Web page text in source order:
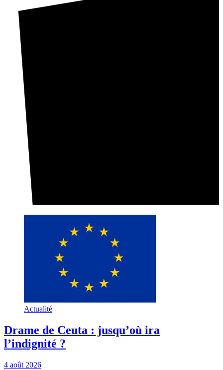
Actualité
Drame de Ceuta : jusqu’où ira
l’indignité ?
4 août 2026